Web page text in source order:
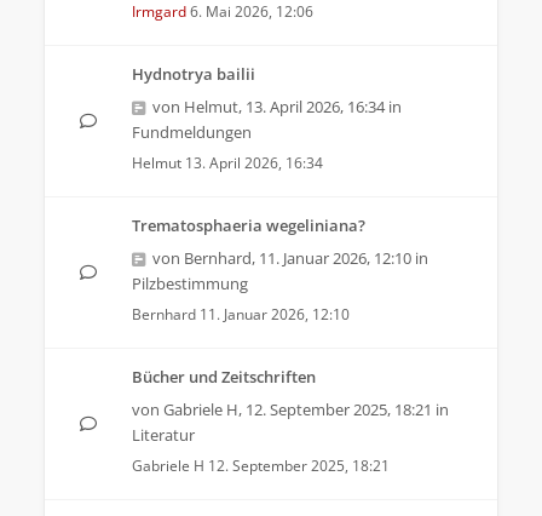
Irmgard6. Mai 2026, 12:06
Hydnotrya bailii
von Helmut, 13. April 2026, 16:34in
Fundmeldungen
Helmut 13. April 2026, 16:34
Trematosphaeria wegeliniana?
von Bernhard, 11. Januar 2026, 12:10 in
Pilzbestimmung
Bernhard 11. Januar 2026, 12:10
Bücher und Zeitschriften
von Gabriele H, 12. September 2025, 18:21 in
Literatur
Gabriele H 12. September 2025, 18:21